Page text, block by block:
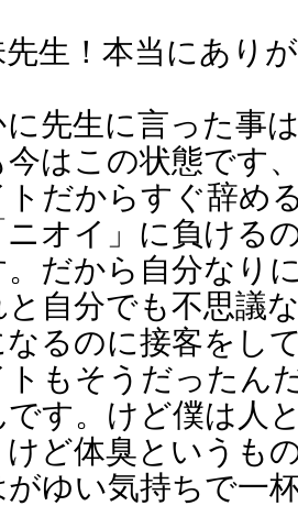
先生！本当にあり
に先生に言った事
今はこの状態です
トだからすぐ辞め
ニオイ」に負ける
。だから自分なり
と自分でも不思議
なるのに接客をし
トもそうだったん
です。けど僕は人
けど体臭というも
がゆい気持ちで一